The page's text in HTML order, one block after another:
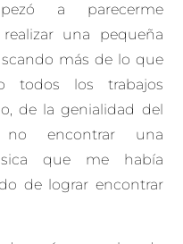
a parecerme
una pequeña
más de lo que
todos los trabajos
de la genialidad del
no encontrar una
que me había
de lograr encontrar